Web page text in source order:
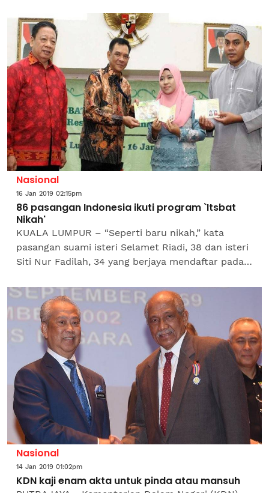
tiong itu...
Nasional
16 Jan 2019 02:15pm
86 pasangan Indonesia ikuti program `Itsbat
Nikah'
KUALA LUMPUR – “Seperti baru nikah,” kata
pasangan suami isteri Selamet Riadi, 38 dan isteri
Siti Nur Fadilah, 34 yang berjaya mendaftar pada
digelar...
Nasional
14 Jan 2019 01:02pm
KDN kaji enam akta untuk pinda atau mansuh